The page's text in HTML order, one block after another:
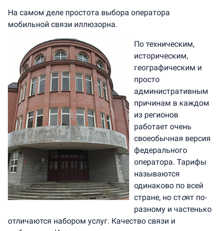
На самом деле простота выбора оператора
мобильной связи иллюзорна.
По техническим,
историческим,
географическим и
просто
административным
причинам в каждом
из регионов
работает очень
своеобычная версия
федерального
оператора. Тарифы
называются
одинаково по всей
стране, но стоят по-
разному и частенько
отличаются набором услуг. Качество связи и